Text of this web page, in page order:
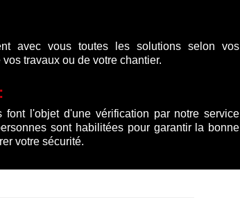
avec vous toutes les solutions selon vos
travaux ou de votre chantier.
font l'objet d'une vérification par notre service
sont habilitées pour garantir la bonne
votre sécurité.